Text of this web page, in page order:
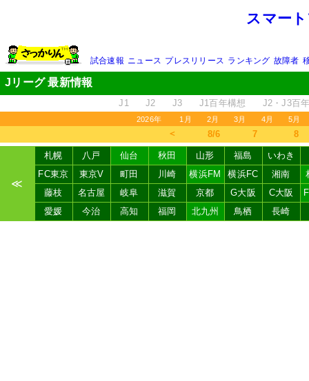
スマー
試合速報 ニュース プレスリリース ランキング 故障者
Jリーグ 最新情報
J1 J2 J3 J1百年構想 J2・J3百
2026年 1月 2月 3月 4月 5月
＜ 8/6 7 8
≪
札幌 八戸 仙台 秋田 山形 福島
いわき
FC東京
東京V 町田 川崎 横浜FM 横浜FC 湘南
藤枝
名古屋 岐阜 滋賀 京都 G大阪 C大阪
愛媛
今治 高知 福岡 北九州 鳥栖 長崎